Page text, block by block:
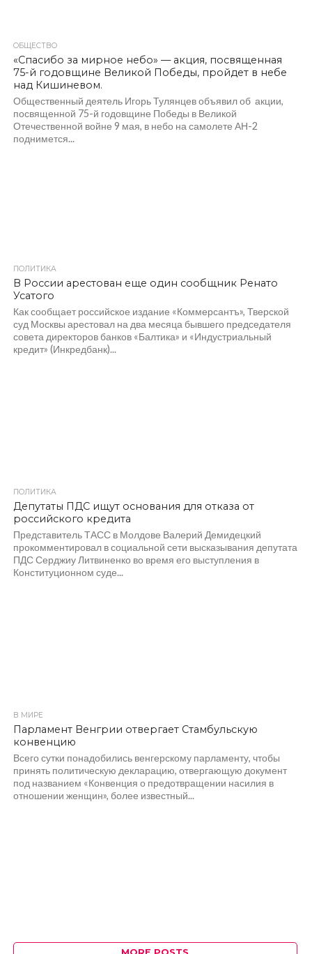
ОБЩЕСТВО
«Спасибо за мирное небо» — акция, посвященная
75-й годовщине Великой Победы, пройдет в небе
над Кишиневом.
Общественный деятель Игорь Тулянцев объявил об акции,
посвященной 75-й годовщине Победы в Великой
Отечественной войне 9 мая, в небо на самолете АН-2
поднимется...
ПОЛИТИКА
В России арестован еще один сообщник Ренато
Усатого
Как сообщает российское издание «Коммерсантъ», Тверской
суд Москвы арестовал на два месяца бывшего председателя
совета директоров банков «Балтика» и «Индустриальный
кредит» (Инкредбанк)...
ПОЛИТИКА
Депутаты ПДС ищут основания для отказа от
российского кредита
Представитель ТАСС в Молдове Валерий Демидецкий
прокомментировал в социальной сети высказывания депутата
ПДС Серджиу Литвиненко во время его выступления в
Конституционном суде...
В МИРЕ
Парламент Венгрии отвергает Стамбульскую
конвенцию
Всего сутки понадобились венгерскому парламенту, чтобы
принять политическую декларацию, отвергающую документ
под названием «Конвенция о предотвращении насилия в
отношении женщин», более известный...